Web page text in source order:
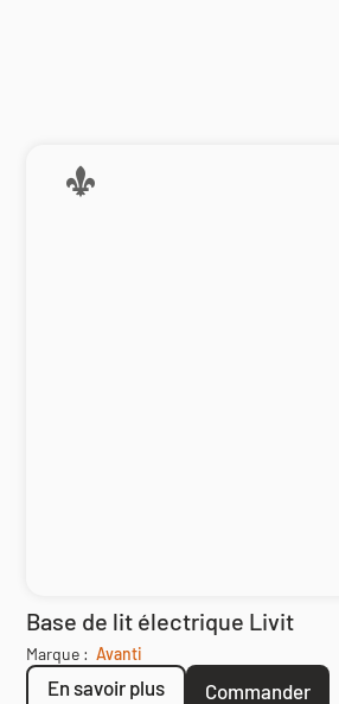
Base de lit électrique Livit
Marque : Avanti
En savoir plus Commander